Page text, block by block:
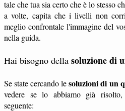
tale che tua sia certo che è lo stesso
a volte, capita che i livelli non
meglio confrontale l'immagine del
nella guida.
Hai bisogno della soluzione di
Se state cercando lesoluzioni di un
vedere se lo abbiamo già
seguente: